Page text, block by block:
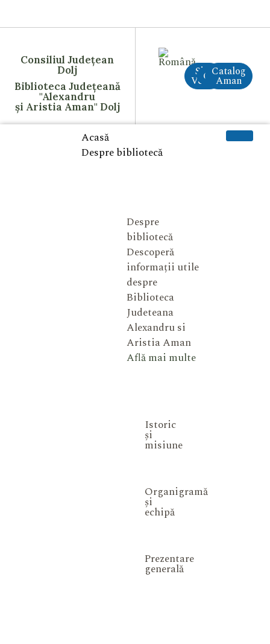
Consiliul Județean
Dolj
Biblioteca Județeană
"Alexandru
și Aristia Aman" Dolj
Site
VechiCreAI
Catalog
Aman
Acasă
Despre bibliotecă
Despre
bibliotecă
Descoperă
informații utile
despre
Biblioteca
Judeteana
Alexandru si
Aristia Aman
Află mai multe
Istoric
și
misiune
Organigramă
și
echipă
Prezentare
generală